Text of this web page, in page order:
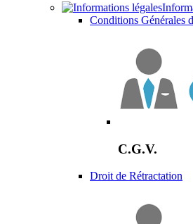
Conditions Générales
C.G.V.
Droit de Rétractation